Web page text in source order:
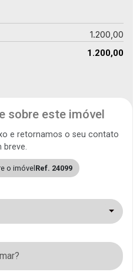
1.200,00
1.200,00
sobre este imóvel
e retornamos o seu contato
breve.
o imóvelRef. 24099